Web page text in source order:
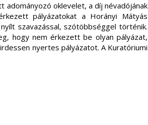
oklevelet, a díj névadójának
pályázatokat a Horányi Mátyás
szavazással, szótöbbséggel történik.
hogy nem érkezett be olyan pályázat,
nyertes pályázatot. A Kuratóriumi